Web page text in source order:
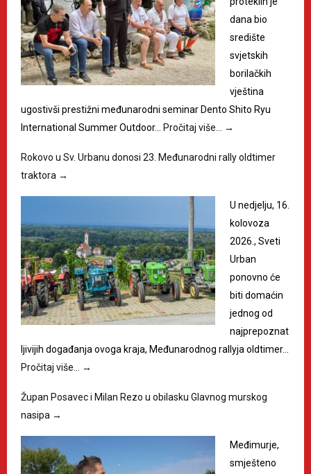
dana bio
središte
svjetskih
borilačkih
vještina
ugostivši prestižni međunarodni seminar Dento Shito Ryu
International Summer Outdoor… Pročitaj više… →
Rokovo u Sv. Urbanu donosi 23. Međunarodni rally oldtimer
traktora →
U nedjelju, 16.
kolovoza
2026., Sveti
Urban
ponovno će
biti domaćin
jednog od
najprepoznat
ljivijih događanja ovoga kraja, Međunarodnog rallyja oldtimer…
Pročitaj više… →
Župan Posavec i Milan Rezo u obilasku Glavnog murskog
nasipa →
Međimurje,
smješteno